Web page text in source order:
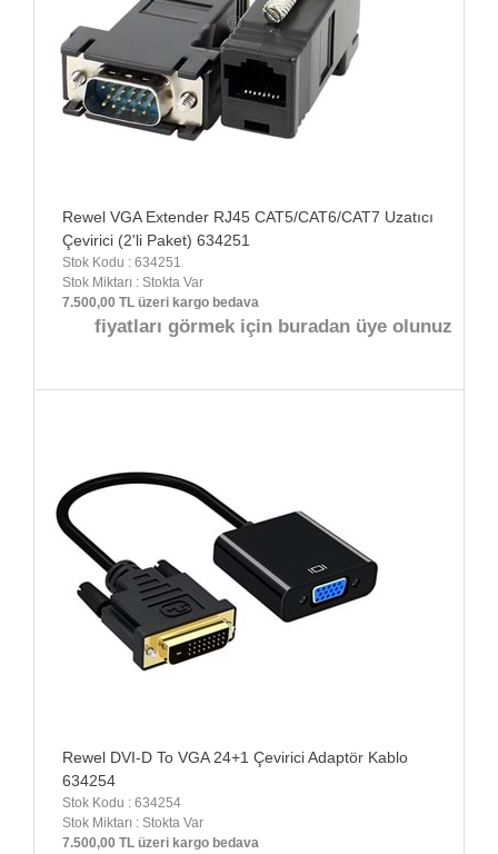
Rewel VGA Extender RJ45 CAT5/CAT6/CAT7 Uzatıcı
Çevirici (2'li Paket) 634251
Stok Kodu : 634251
Stok Miktarı : Stokta Var
7.500,00 TL üzeri kargo bedava
fiyatları görmek için buradan üye olunuz
Rewel DVI-D To VGA 24+1 Çevirici Adaptör Kablo
634254
Stok Kodu : 634254
Stok Miktarı : Stokta Var
7.500,00 TL üzeri kargo bedava